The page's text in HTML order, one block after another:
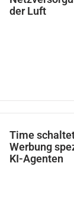
der Luft
Time
Werbung
KI-Agenten